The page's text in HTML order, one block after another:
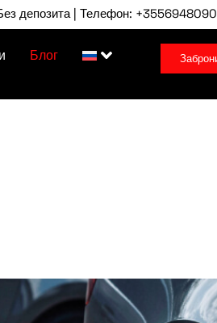
| Телефон: +355694809004 |
Блог